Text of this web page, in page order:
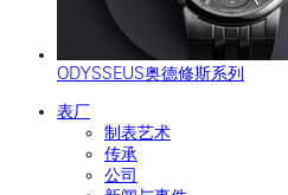
ODYSSEUS奥德修斯系列
表厂
制表艺术
传承
公司